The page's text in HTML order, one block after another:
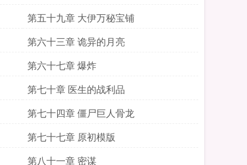
第五十九章 大伊万秘宝铺
第六十三章 诡异的月亮
第六十七章 爆炸
第七十章 医生的战利品
第七十四章 僵尸巨人骨龙
第七十七章 原初模版
第八十一章 密谋